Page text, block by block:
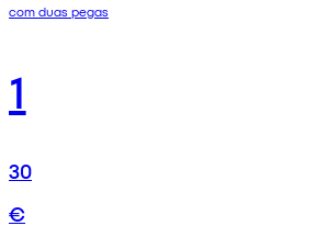
com duas pegas
1
30
€